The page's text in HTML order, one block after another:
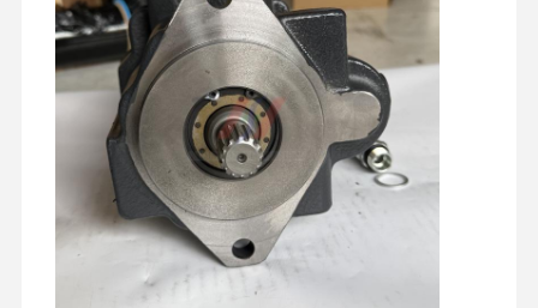
Zu Hause Produkte VR-Show Über Uns